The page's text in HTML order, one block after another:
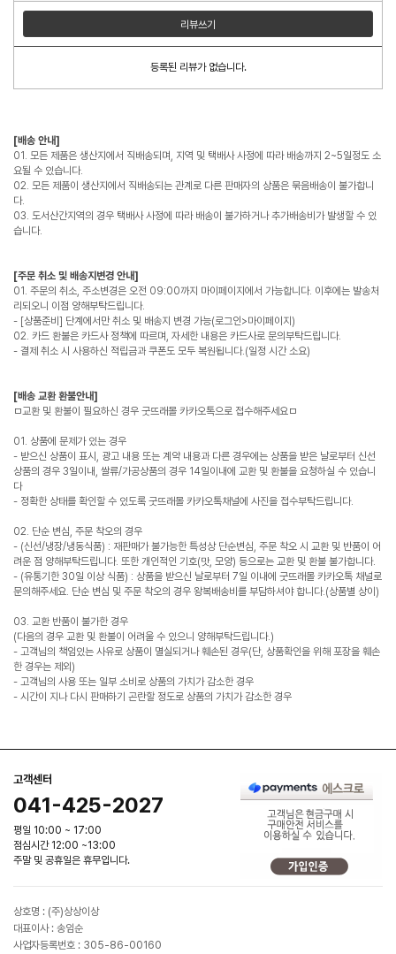
리뷰쓰기
등록된 리뷰가 없습니다.
[배송 안내]
01. 모든 제품은 생산지에서 직배송되며, 지역 및 택배사 사정에 따라 배송까지 2~5일정도 소
요될 수 있습니다.
02. 모든 제품이 생산지에서 직배송되는 관계로 다른 판매자의 상품은 묶음배송이 불가합니
다.
03. 도서산간지역의 경우 택배사 사정에 따라 배송이 불가하거나 추가배송비가 발생할 수 있
습니다.
[주문 취소 및 배송지변경 안내]
01. 주문의 취소, 주소변경은 오전 09:00까지 마이페이지에서 가능합니다. 이후에는 발송처
리되오니 이점 양해부탁드립니다.
- [상품준비] 단계에서만 취소 및 배송지 변경 가능(로그인>마이페이지)
02. 카드 환불은 카드사 정책에 따르며, 자세한 내용은 카드사로 문의부탁드립니다.
- 결제 취소 시 사용하신 적립금과 쿠폰도 모두 복원됩니다.(일정 시간 소요)
[배송 교환 환불안내]
ㅁ교환 및 환불이 필요하신 경우 굿뜨래몰 카카오톡으로 접수해주세요ㅁ
01. 상품에 문제가 있는 경우
- 받으신 상품이 표시, 광고 내용 또는 계약 내용과 다른 경우에는 상품을 받은 날로부터 신선
상품의 경우 3일이내, 쌀류/가공상품의 경우 14일이내에 교환 및 환불을 요청하실 수 있습니
다
- 정확한 상태를 확인할 수 있도록 굿뜨래몰 카카오톡채널에 사진을 접수부탁드립니다.
02. 단순 변심, 주문 착오의 경우
- (신선/냉장/냉동식품) : 재판매가 불가능한 특성상 단순변심, 주문 착오 시 교환 및 반품이 어
려운 점 양해부탁드립니다. 또한 개인적인 기호(맛, 모양) 등으로는 교환 및 환불 불가합니다.
- (유통기한 30일 이상 식품) : 상품을 받으신 날로부터 7일 이내에 굿뜨래몰 카카오톡 채널로
문의해주세요. 단순 변심 및 주문 착오의 경우 왕복배송비를 부담하셔야 합니다.(상품별 상이)
03. 교환 반품이 불가한 경우
(다음의 경우 교환 및 환불이 어려울 수 있으니 양해부탁드립니다.)
- 고객님의 책임있는 사유로 상품이 멸실되거나 훼손된 경우(단, 상품확인을 위해 포장을 훼손
한 경우는 제외)
- 고객님의 사용 또는 일부 소비로 상품의 가치가 감소한 경우
- 시간이 지나 다시 판매하기 곤란할 정도로 상품의 가치가 감소한 경우
고객센터
041-425-2027
평일 10:00 ~ 17:00
점심시간 12:00 ~13:00
주말 및 공휴일은 휴무입니다.
상호명 : (주)상상이상
대표이사 : 송임순
사업자등록번호 : 305-86-00160